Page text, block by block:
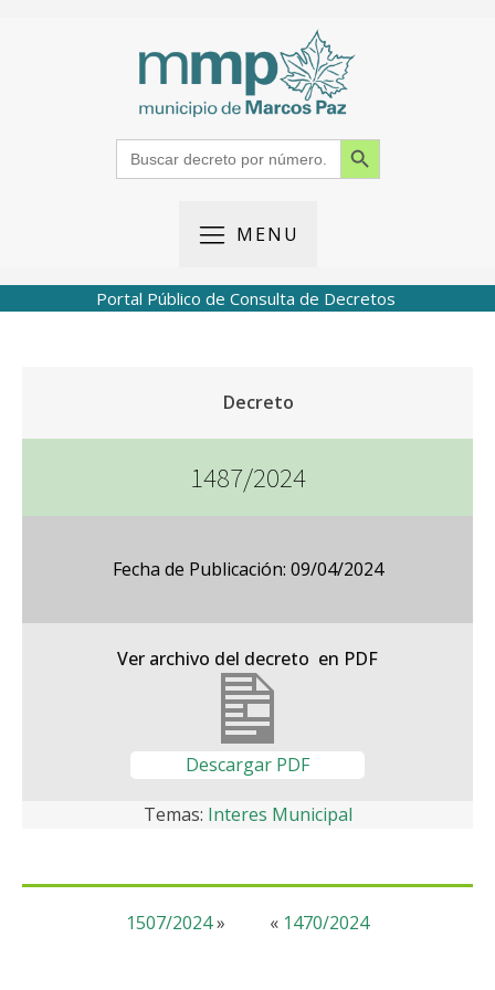
Search
for:
Search Button
MENU
Portal Público de Consulta de Decretos
Decreto
1487/2024
Fecha de Publicación: 09/04/2024
Ver archivo del decreto en PDF
Descargar PDF
Temas: Interes Municipal
« 1470/2024
1507/2024»